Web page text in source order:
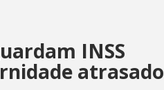
INSS
atrasado